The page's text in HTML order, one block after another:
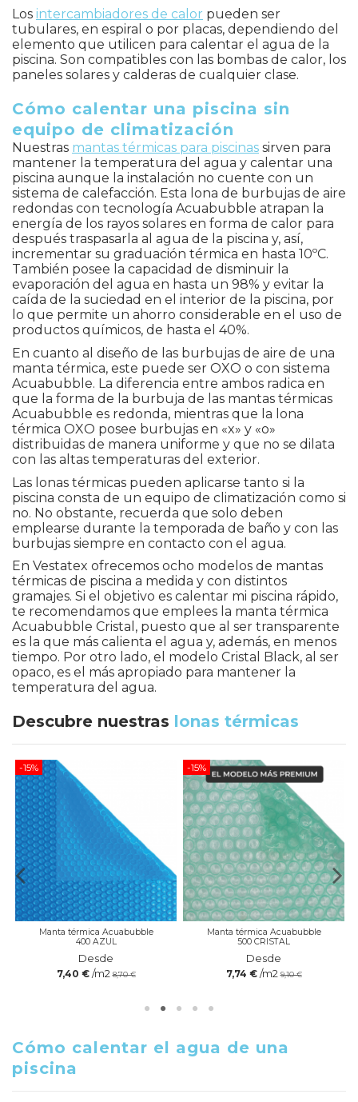
Los intercambiadores de calor pueden ser
tubulares, en espiral o por placas, dependiendo del
elemento que utilicen para calentar el agua de la
piscina. Son compatibles con las bombas de calor, los
paneles solares y calderas de cualquier clase.
Cómo calentar una piscina sin
equipo de climatización
Nuestras mantas térmicas para piscinas sirven para
mantener la temperatura del agua y calentar una
piscina aunque la instalación no cuente con un
sistema de calefacción. Esta lona de burbujas de aire
redondas con tecnología Acuabubble atrapan la
energía de los rayos solares en forma de calor para
después traspasarla al agua de la piscina y, así,
incrementar su graduación térmica en hasta 10ºC.
También posee la capacidad de disminuir la
evaporación del agua en hasta un 98% y evitar la
caída de la suciedad en el interior de la piscina, por
lo que permite un ahorro considerable en el uso de
productos químicos, de hasta el 40%.
En cuanto al diseño de las burbujas de aire de una
manta térmica, este puede ser OXO o con sistema
Acuabubble. La diferencia entre ambos radica en
que la forma de la burbuja de las mantas térmicas
Acuabubble es redonda, mientras que la lona
térmica OXO posee burbujas en «x» y «o»
distribuidas de manera uniforme y que no se dilata
con las altas temperaturas del exterior.
Las lonas térmicas pueden aplicarse tanto si la
piscina consta de un equipo de climatización como si
no. No obstante, recuerda que solo deben
emplearse durante la temporada de baño y con las
burbujas siempre en contacto con el agua.
En Vestatex ofrecemos ocho modelos de mantas
térmicas de piscina a medida y con distintos
gramajes. Si el objetivo es calentar mi piscina rápido,
te recomendamos que emplees la manta térmica
Acuabubble Cristal, puesto que al ser transparente
es la que más calienta el agua y, además, en menos
tiempo. Por otro lado, el modelo Cristal Black, al ser
opaco, es el más apropiado para mantener la
temperatura del agua.
Descubre nuestras lonas térmicas
-15%
Manta térmica Acuabubble
400 AZUL
Desde
7,40 € /m2 8,70 €
-15%
Manta térmica Acuabubble
500 CRISTAL
Desde
7,74 € /m2 9,10 €
Cómo calentar el agua de una
piscina